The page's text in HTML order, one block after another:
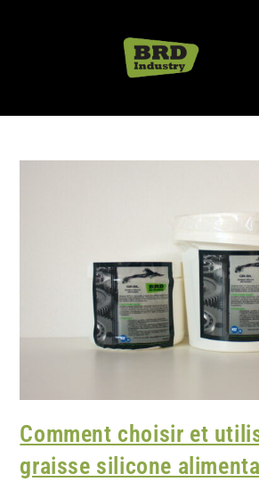
Comment choisir et
graisse silicone